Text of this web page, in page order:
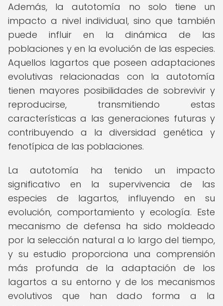
Además, la autotomía no solo tiene un
impacto a nivel individual, sino que también
puede influir en la dinámica de las
poblaciones y en la evolución de las especies.
Aquellos lagartos que poseen adaptaciones
evolutivas relacionadas con la autotomía
tienen mayores posibilidades de sobrevivir y
reproducirse, transmitiendo estas
características a las generaciones futuras y
contribuyendo a la diversidad genética y
fenotípica de las poblaciones.
La autotomía ha tenido un impacto
significativo en la supervivencia de las
especies de lagartos, influyendo en su
evolución, comportamiento y ecología. Este
mecanismo de defensa ha sido moldeado
por la selección natural a lo largo del tiempo,
y su estudio proporciona una comprensión
más profunda de la adaptación de los
lagartos a su entorno y de los mecanismos
evolutivos que han dado forma a la